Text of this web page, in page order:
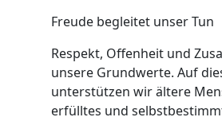
Freude begleitet unser Tun
Respekt, Offenheit und
unsere Grundwerte. Auf
unterstützen wir ältere
erfülltes und